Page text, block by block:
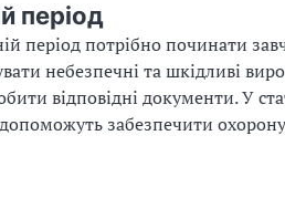
період
період потрібно починати
небезпечні та шкідливі
відповідні документи. У
допоможуть забезпечити охорону